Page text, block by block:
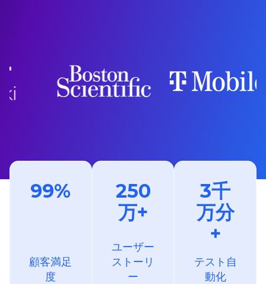
99%
顧客満足
度
250
万+
ユーザー
ストーリ
ー
3千
万分
+
テスト自
動化